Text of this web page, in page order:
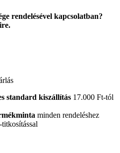
rendelésével kapcsolatban?
standard kiszállítás 17.000 Ft-tól
minden rendeléshez